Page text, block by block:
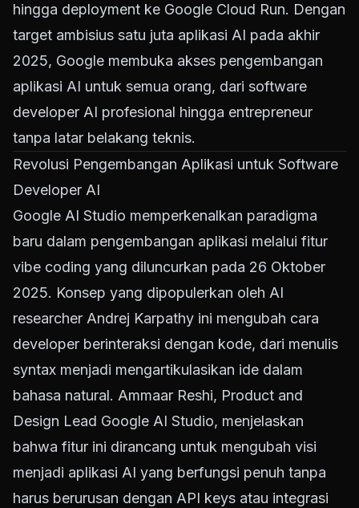
hingga deployment ke Google Cloud Run. Dengan
target ambisius satu juta aplikasi AI pada akhir
2025, Google membuka akses pengembangan
aplikasi AI untuk semua orang, dari software
developer AI profesional hingga entrepreneur
tanpa latar belakang teknis.
Revolusi Pengembangan Aplikasi untuk Software
Developer AI
Google AI Studio memperkenalkan paradigma
baru dalam pengembangan aplikasi melalui fitur
vibe coding yang diluncurkan pada 26 Oktober
2025. Konsep yang dipopulerkan oleh AI
researcher Andrej Karpathy ini mengubah cara
developer berinteraksi dengan kode, dari menulis
syntax menjadi mengartikulasikan ide dalam
bahasa natural. Ammaar Reshi, Product and
Design Lead Google AI Studio, menjelaskan
bahwa fitur ini dirancang untuk mengubah visi
menjadi aplikasi AI yang berfungsi penuh tanpa
harus berurusan dengan API keys atau integrasi